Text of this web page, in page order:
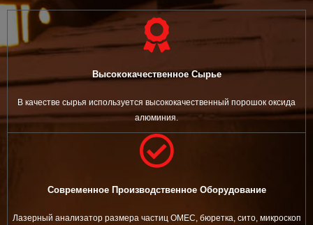
Высококачественное Сырье
В качестве сырья используется высококачественный порошок оксида
алюминия.
Современное Производственное Оборудование
Лазерный анализатор размера частиц OMEC, бюретка, сито, микроскоп